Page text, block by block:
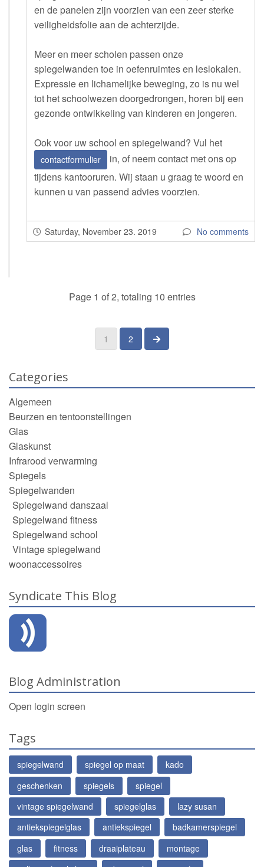
en de panelen zijn voorzien van een zeer sterke
veiligheidsfolie aan de achterzijde.
Meer en meer scholen passen onze
spiegelwanden toe in oefenruimtes en leslokalen.
Expressie en lichamelijke beweging, zo is nu wel
tot het schoolwezen doorgedrongen, horen bij een
gezonde ontwikkeling van kinderen en jongeren.
Ook voor uw school en spiegelwand? Vul het
contactformulier
in, of neem contact met ons op
tijdens kantooruren. Wij staan u graag te woord en
kunnen u van passend advies voorzien.
Saturday, November 23. 2019 No comments
Page 1 of 2, totaling 10 entries
1 2 next page
Categories
Algemeen
Beurzen en tentoonstellingen
Glas
Glaskunst
Infrarood verwarming
Spiegels
Spiegelwanden
Spiegelwand danszaal
Spiegelwand fitness
Spiegelwand school
Vintage spiegelwand
woonaccessoires
Syndicate This Blog
Blog Administration
Open login screen
Tags
spiegelwand spiegel op maat
kado
geschenken
spiegels
spiegel
vintage spiegelwand
spiegelglas
lazy susan
antiekspiegelglas
antiekspiegel
badkamerspiegel
glas
fitness draaiplateau
montage